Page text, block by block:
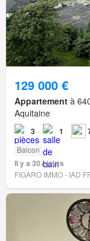
129 000 €
Appartement à
Aquitaine
3 1
Balcon
Il y a 30+ jours
FIGARO IMMO - IAD